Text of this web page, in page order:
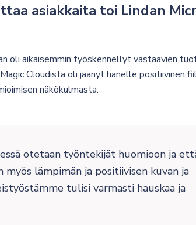
asiakkaita toi Lindan
oli aikaisemmin työskennellyt vastaavien
Cloudista oli jäänyt hänelle positiivinen
näkökulmasta.
otetaan työntekijät huomioon ja
lämpimän ja positiivisen kuvan ja
tulisi varmasti hauskaa ja